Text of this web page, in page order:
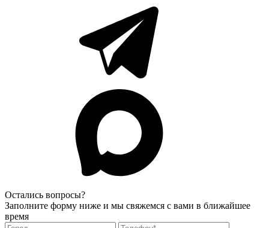
Остались вопросы?
Заполните форму ниже и мы свяжемся с вами в ближайшее
время